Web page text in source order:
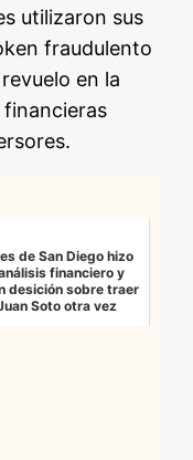
utilizaron sus
fraudulento
en la
de San Diego hizo
financiero y
desición sobre traer
Soto otra vez